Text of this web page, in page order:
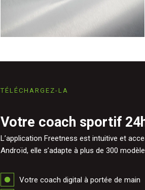
TÉLÉCHARGEZ-LA
Votre coach sportif
L’application Freetness est intuitive et
Androïd, elle s’adapte à plus de 300
Votre coach digital à portée de main